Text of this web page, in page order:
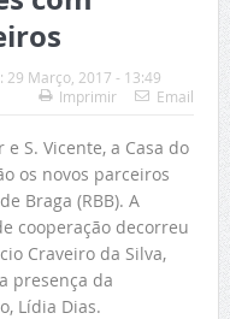
29 Março, 2017 - 13:49
Imprimir
Email
S. Vicente, a Casa do
os novos parceiros
Braga (RBB). A
cooperação decorreu
Craveiro da Silva,
presença da
Lídia Dias.